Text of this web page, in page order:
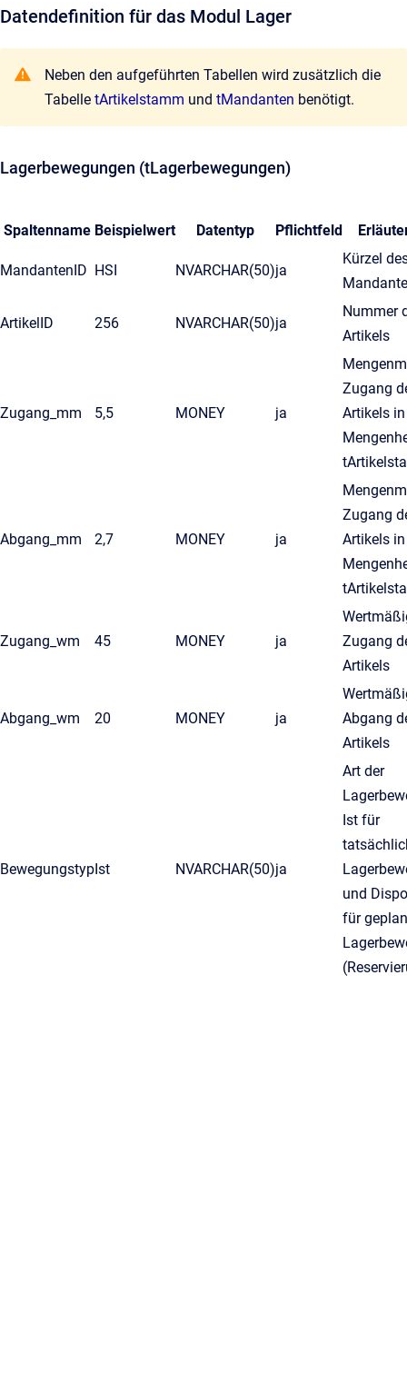
Datendefinition für das Modul Lager
Neben den aufgeführten Tabellen wird zusätzlich die
Tabelle tArtikelstamm und tMandanten benötigt.
Lagerbewegungen (tLagerbewegungen)
Spaltenname Beispielwert Datentyp Pflichtfeld
MandantenID HSI NVARCHAR(50)ja
Kürzel
ArtikelID 256 NVARCHAR(50)ja
Nummer
Artikels
Zugang_mm 5,5 MONEY ja
Zugang
Artikels
Abgang_mm 2,7 MONEY ja
Zugang
Artikels
Zugang_wm 45 MONEY ja
Zugang
Artikels
Abgang_wm 20 MONEY ja
Abgang
Artikels
BewegungstypIst NVARCHAR(50)ja
Art der
Ist für
und
für